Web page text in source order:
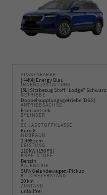
AUSSENFARBE
[K4K4] Energy Blau
INNENAUSSTATTUNG
[5L] Sitzbezug Stoff "Lodge" Schwarz
GETRIEBE
Doppelkupplungsgetriebe (DSG)
ANTRIEBSACHSE
Frontantrieb
ZYLINDER
4
SCHADSTOFFKLASSE
Euro 6
HUBRAUM
1.498 ccm
LEISTUNG
110 kW (150 PS)
KRAFTSTOFF
Benzin
KATEGORIE
SUV/Geländewagen/Pickup
KILOMETERSTAND
20 km
ZUSTAND
unfallfrei